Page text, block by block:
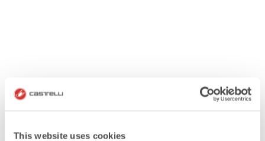
This website uses cookies